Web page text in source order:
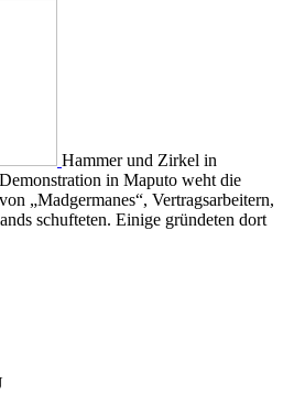
Hammer und Zirkel in
in Maputo weht die
„Madgermanes“, Vertragsarbeitern,
schufteten. Einige gründeten dort